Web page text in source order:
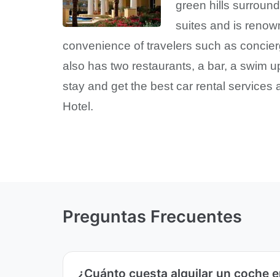
green hills
suites and is
convenience of travelers such as
also has two restaurants, a bar, a swim
stay and get the best car rental services
Hotel.
Preguntas Frecuentes
¿Cuánto cuesta alquilar un coche